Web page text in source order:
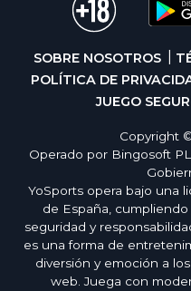
SOBRE NOSOTROS
POLÍTICA DE
JUEGO
Copyright
Operado por Bingosoft
YoSports opera bajo una
de España,
seguridad y
es una forma de
diversión y emoción a
web. Juega con